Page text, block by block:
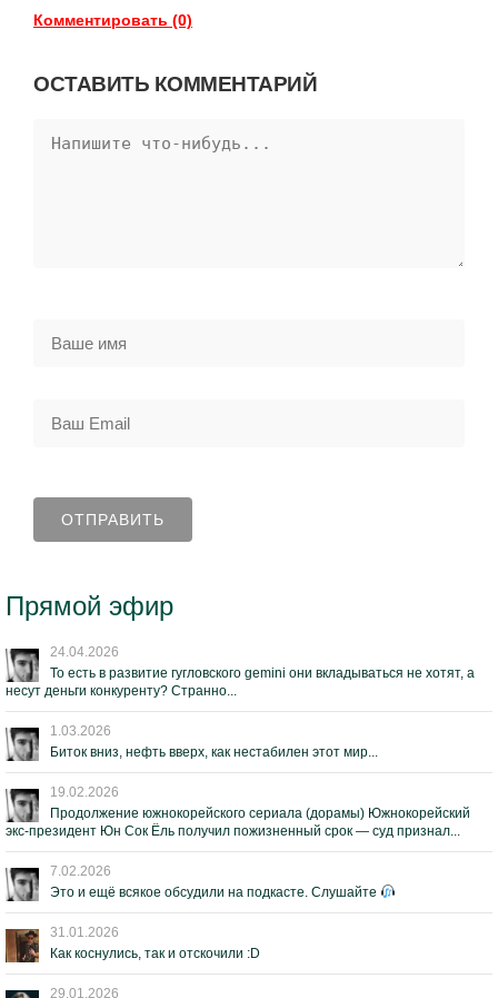
Комментировать (0)
ОСТАВИТЬ КОММЕНТАРИЙ
Прямой эфир
24.04.2026
То есть в развитие гугловского gemini они вкладываться не хотят, а
несут деньги конкуренту? Странно...
1.03.2026
Биток вниз, нефть вверх, как нестабилен этот мир...
19.02.2026
Продолжение южнокорейского сериала (дорамы) Южнокорейский
экс-президент Юн Сок Ёль получил пожизненный срок — суд признал...
7.02.2026
Это и ещё всякое обсудили на подкасте. Слушайте
31.01.2026
Как коснулись, так и отскочили :D
29.01.2026